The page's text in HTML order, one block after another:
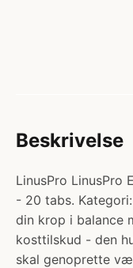
Beskrivelse
LinusPro LinusPro
- 20 tabs.
din krop i balance
kosttilskud - den
skal genoprette